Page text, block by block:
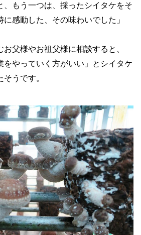
、もう一つは、採ったシイタケをそ
感動した、その味わいでした」
父様やお祖父様に相談すると、
をやっていく方がいい」とシイタケ
うです。